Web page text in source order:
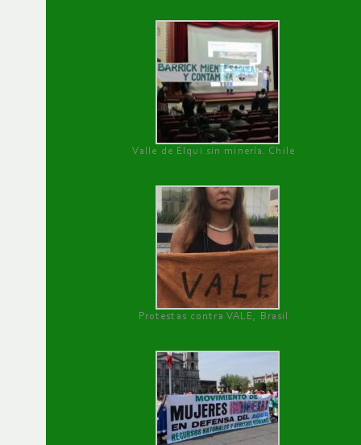
Valle de Elqui sin minería. Chile
Protestas contra VALE, Brasil